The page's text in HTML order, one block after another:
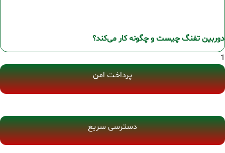
دوربین تفنگ چیست و چگونه کار می‌کند؟
پرداخت امن
دسترسی سریع